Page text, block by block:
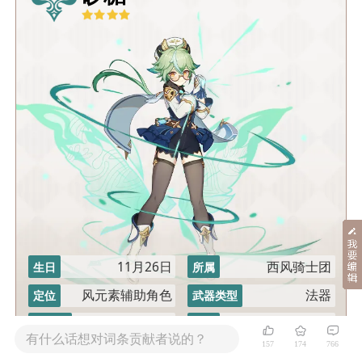
生日 11月26日 所属 西风骑士团
定位 风元素辅助角色 武器类型 法器
无害甜度
有什么话想对词条贡献者说的？ 157 174 766